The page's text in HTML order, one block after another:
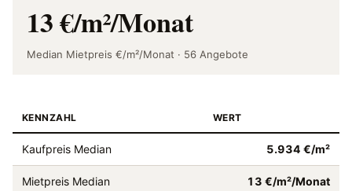
13 €/m²/Monat
Median Mietpreis €/m²/Monat · 56 Angebote
KENNZAHL WERT
Kaufpreis Median 5.934 €/m²
Mietpreis Median 13 €/m²/Monat